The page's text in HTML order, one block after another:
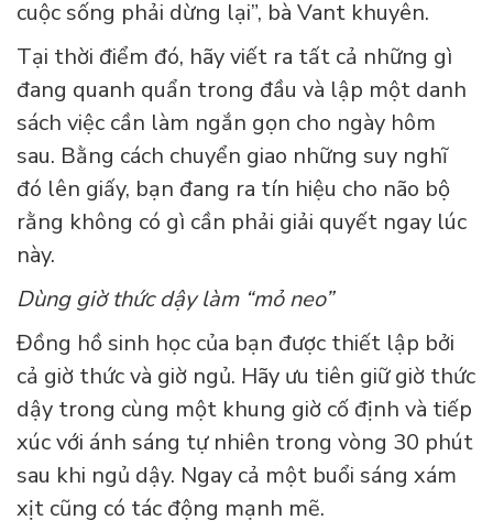
cuộc sống phải dừng lại”, bà Vant khuyên.
Tại thời điểm đó, hãy viết ra tất cả những gì
đang quanh quẩn trong đầu và lập một danh
sách việc cần làm ngắn gọn cho ngày hôm
sau. Bằng cách chuyển giao những suy nghĩ
đó lên giấy, bạn đang ra tín hiệu cho não bộ
rằng không có gì cần phải giải quyết ngay lúc
này.
Dùng giờ thức dậy làm “mỏ neo”
Đồng hồ sinh học của bạn được thiết lập bởi
cả giờ thức và giờ ngủ. Hãy ưu tiên giữ giờ thức
dậy trong cùng một khung giờ cố định và tiếp
xúc với ánh sáng tự nhiên trong vòng 30 phút
sau khi ngủ dậy. Ngay cả một buổi sáng xám
xịt cũng có tác động mạnh mẽ.